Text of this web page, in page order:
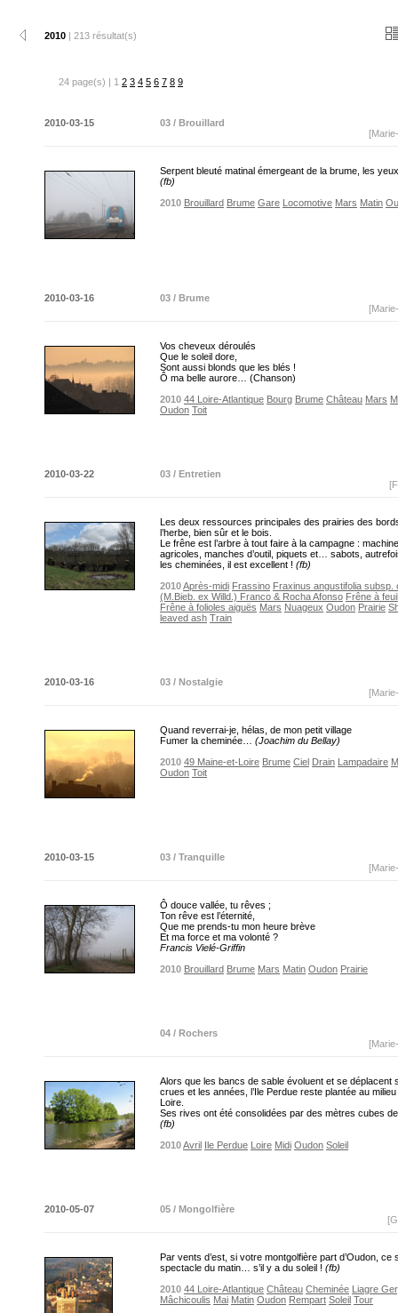
2010 | 213 résultat(s)
24 page(s) | 1 2 3 4 5 6 7 8 9
2010-03-15
03 / Brouillard
Serpent bleuté matinal émergeant de la brume, les
(fb)
2010 Brouillard Brume Gare Locomotive Mars Matin
2010-03-16
03 / Brume
Vos cheveux déroulés
Que le soleil dore,
Sont aussi blonds que les blés !
Ô ma belle aurore… (Chanson)
2010 44 Loire-Atlantique Bourg Brume Château Mars
Oudon Toit
2010-03-22
03 / Entretien
Les deux ressources principales des prairies des
l’herbe, bien sûr et le bois.
Le frêne est l’arbre à tout faire à la campagne :
agricoles, manches d’outil, piquets et… sabots,
les cheminées, il est excellent ! (fb)
2010Après-midi Frassino Fraxinus angustifolia subsp.
(M.Bieb. ex Willd.) Franco & Rocha Afonso Frêne à
Frêne à folioles aiguës Mars Nuageux Oudon Prairie
leaved ash Train
2010-03-16
03 / Nostalgie
Quand reverrai-je, hélas, de mon petit village
Fumer la cheminée… (Joachim du Bellay)
2010 49 Maine-et-Loire Brume Ciel Drain Lampadaire
Oudon Toit
2010-03-15
03 / Tranquille
Ô douce vallée, tu rêves ;
Ton rêve est l’éternité,
Que me prends-tu mon heure brève
Et ma force et ma volonté ?
Francis Vielé-Griffin
2010 Brouillard Brume Mars Matin Oudon Prairie
04 / Rochers
Alors que les bancs de sable évoluent et se déplacent
crues et les années, l’Ile Perdue reste plantée au milieu
Loire.
Ses rives ont été consolidées par des mètres cubes
(fb)
2010Avril Ile Perdue Loire Midi Oudon Soleil
2010-05-07
05 / Mongolfière
Par vents d’est, si votre montgolfière part d’Oudon, ce
spectacle du matin… s’il y a du soleil ! (fb)
2010 44 Loire-Atlantique Château Cheminée Liagre
Mâchicoulis Mai Matin Oudon Rempart Soleil Tour